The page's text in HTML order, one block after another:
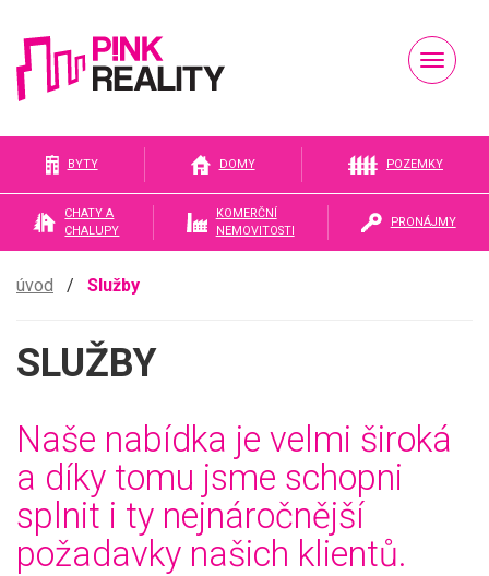
Pink
reality
BYTY DOMY POZEMKY
CHATY A
CHALUPY
KOMERČNÍ
NEMOVITOSTI
PRONÁJMY
úvod / Služby
SLUŽBY
Naše nabídka je velmi široká
a díky tomu jsme schopni
splnit i ty nejnáročnější
požadavky našich klientů.